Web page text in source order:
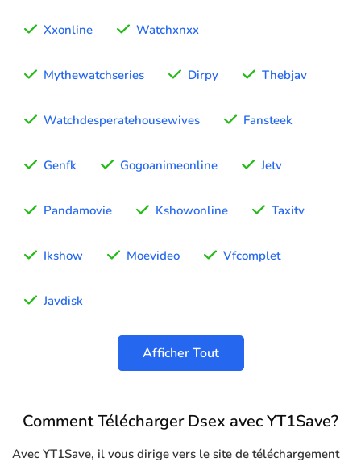
Xxonline Watchxnxx
Mythewatchseries Dirpy Thebjav
Watchdesperatehousewives Fansteek
Genfk Gogoanimeonline Jetv
Pandamovie Kshowonline Taxitv
Ikshow Moevideo Vfcomplet
Javdisk
Afficher Tout
Comment Télécharger Dsex avec YT1Save?
Avec YT1Save, il vous dirige vers le site de téléchargement